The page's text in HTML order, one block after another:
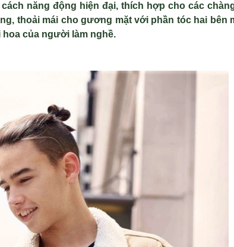
năng động hiện đại, thích hợp cho các
thoải mái cho gương mặt với phần tóc hai bên
của người làm nghề.